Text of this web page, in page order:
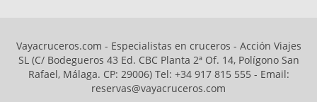
Vayacruceros.com - Especialistas en cruceros - Acción Viajes
SL (C/ Bodegueros 43 Ed. CBC Planta 2ª Of. 14, Polígono San
Rafael, Málaga. CP: 29006) Tel: +34 917 815 555 - Email:
reservas@vayacruceros.com